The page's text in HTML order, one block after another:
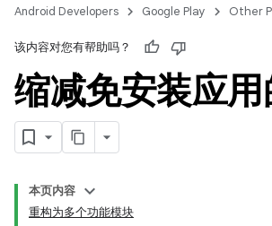
Android Developers Google Play Other
该内容对您有帮助吗？
缩减免安装应
本页内容
重构为多个功能模块